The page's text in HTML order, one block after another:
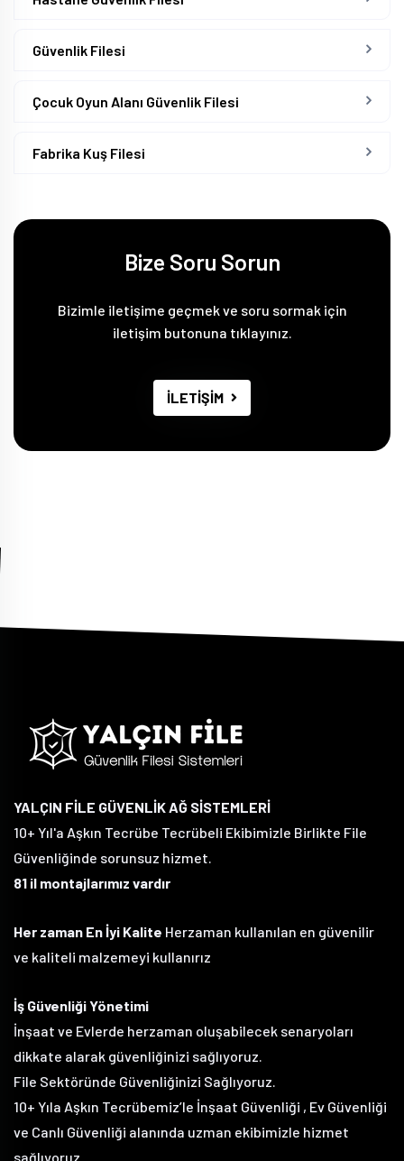
Güvenlik Filesi
Çocuk Oyun Alanı Güvenlik Filesi
Fabrika Kuş Filesi
Bize Soru Sorun
Bizimle iletişime geçmek ve soru sormak için
iletişim butonuna tıklayınız.
İLETİŞİM
YALÇIN FİLE GÜVENLİK AĞ SİSTEMLERİ
10+ Yıl'a Aşkın Tecrübe Tecrübeli Ekibimizle Birlikte File
Güvenliğinde sorunsuz hizmet.
81 il montajlarımız vardır
Her zaman En İyi Kalite Herzaman kullanılan en güvenilir
ve kaliteli malzemeyi kullanırız
İş Güvenliği Yönetimi
İnşaat ve Evlerde herzaman oluşabilecek senaryoları
dikkate alarak güvenliğinizi sağlıyoruz.
File Sektöründe Güvenliğinizi Sağlıyoruz.
10+ Yıla Aşkın Tecrübemiz’le İnşaat Güvenliği , Ev Güvenliği
ve Canlı Güvenliği alanında uzman ekibimizle hizmet
sağlıyoruz.